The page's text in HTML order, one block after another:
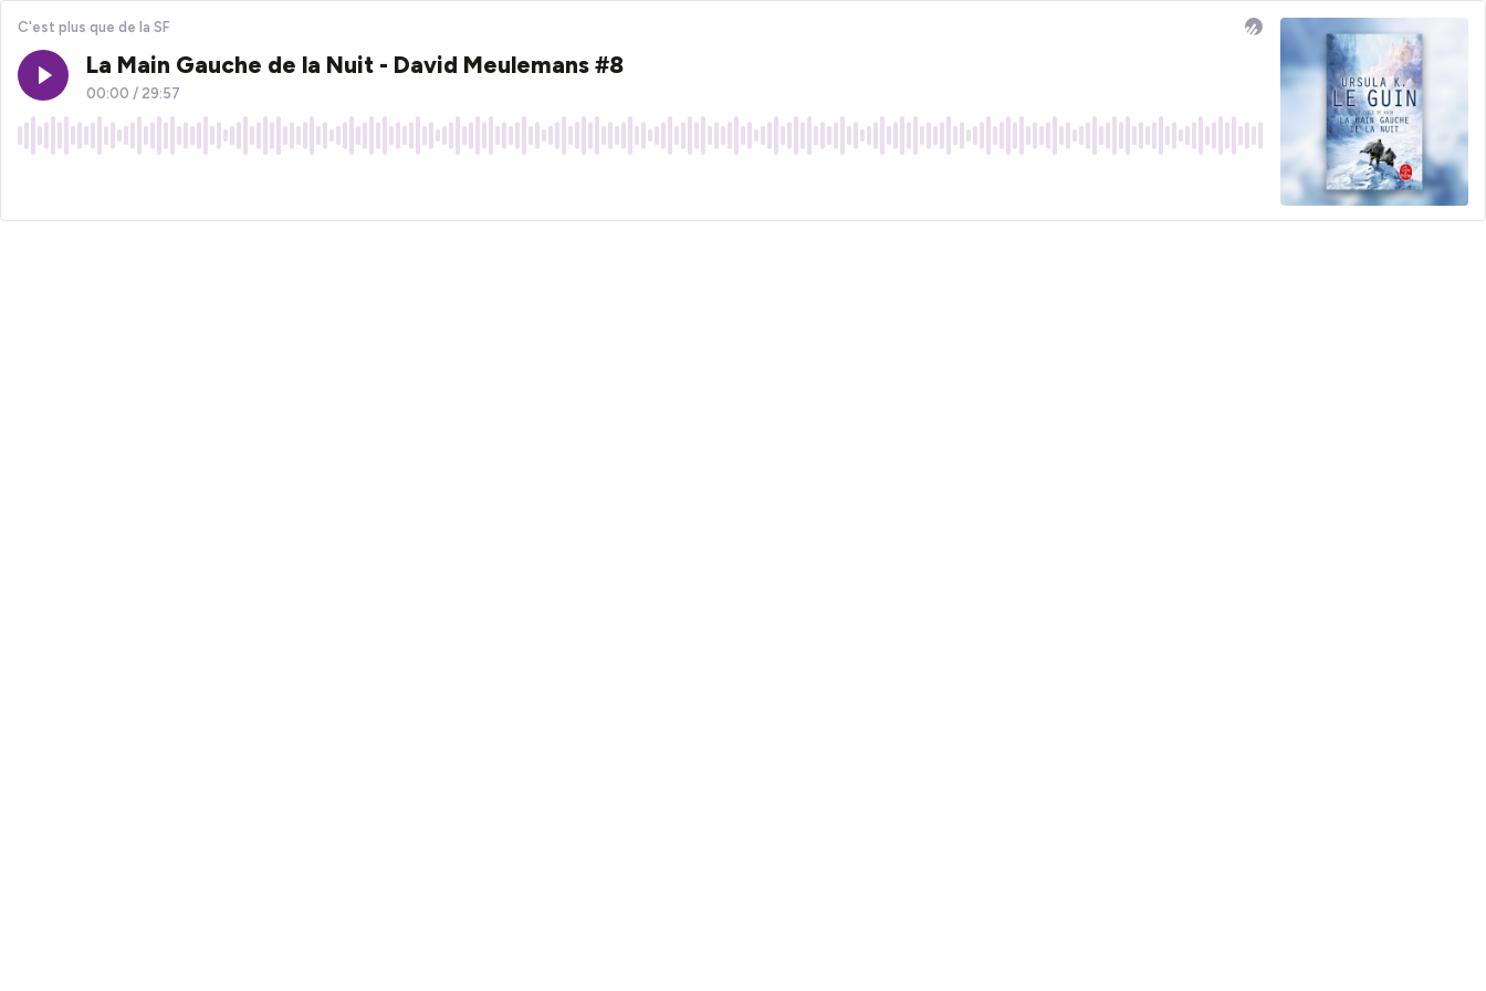
C'est plus que de la SF
La Main Gauche de la Nuit - David Meulemans #8
00:00 / 29:57